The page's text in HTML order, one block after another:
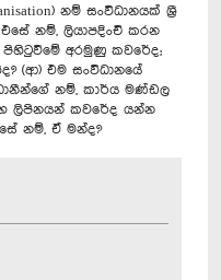
නම් සංවිධානයක් ශ්‍රී
නම්, ලියාපදිංචි කරන
පිහිටුවීමේ අරමුණු කවරේද;
(ආ) එම සංවිධානයේ
නම්, කාර්ය මණ්ඩල
ලිපිනයන් කවරේද යන්න
නම්, ඒ මන්ද?